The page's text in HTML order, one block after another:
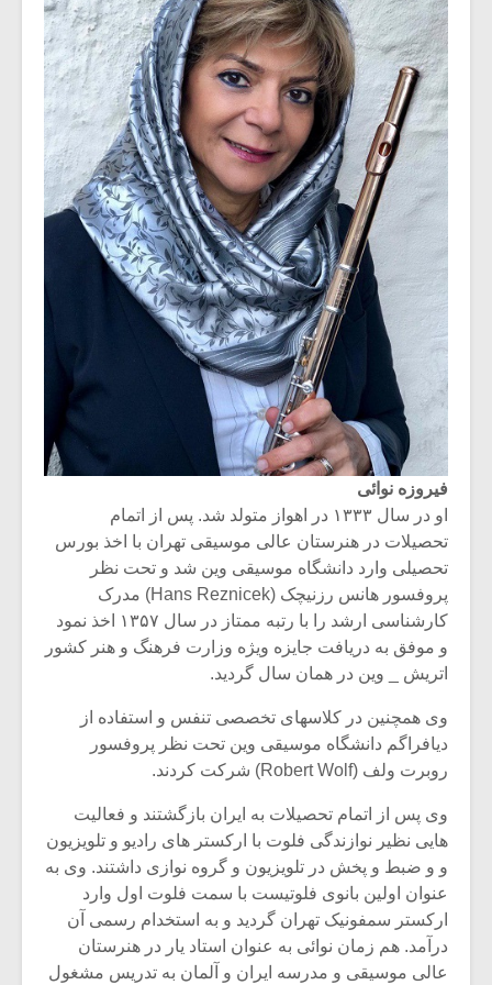
فیروزه نوائی
او در سال ۱۳۳۳ در اهواز متولد شد. پس از اتمام
تحصیلات در هنرستان عالی موسیقی تهران با اخذ بورس
تحصیلی وارد دانشگاه موسیقی وین شد و تحت نظر
پروفسور هانس رزنیچک (Hans Reznicek) مدرک
کارشناسی ارشد را با رتبه ممتاز در سال ۱۳۵۷ اخذ نمود
و موفق به دریافت جایزه ویژه وزارت فرهنگ و هنر کشور
اتریش _ وین در همان سال گردید.
وی همچنین در کلاسهای تخصصی تنفس و استفاده از
دیافراگم دانشگاه موسیقی وین تحت نظر پروفسور
روبرت ولف (Robert Wolf) شرکت کردند.
وی پس از اتمام تحصیلات به ایران بازگشتند و فعالیت
هایی نظیر نوازندگی فلوت با ارکستر های رادیو و تلویزیون
و و ضبط و پخش در تلویزیون و گروه نوازی داشتند. وی به
عنوان اولین بانوی فلوتیست با سمت فلوت اول وارد
ارکستر سمفونیک تهران گردید و به استخدام رسمی آن
درآمد. هم زمان نوائی به عنوان استاد یار در هنرستان
عالی موسیقی و مدرسه ایران و آلمان به تدریس مشغول